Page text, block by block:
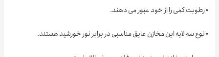
کمی را از خود عبور می دهند.
سه لایه این مخازن عایق مناسبی در برابر نور خورشید هستند.